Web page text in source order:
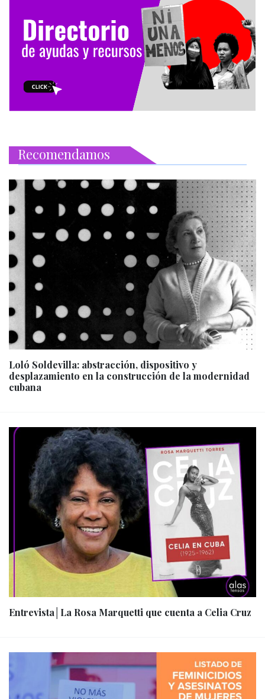
Recomendamos
Loló Soldevilla: abstracción, dispositivo y
desplazamiento en la construcción de la modernidad
cubana
Entrevista│La Rosa Marquetti que cuenta a Celia Cruz